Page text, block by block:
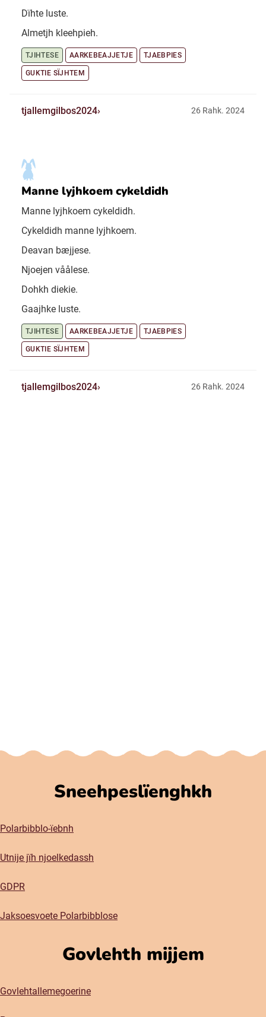
Dïhte luste.
Almetjh kleehpieh.
TJIHTESE AARKEBEAJJETJE TJAEBPIES
GUKTIE SÏJHTEM
tjallemgilbos2024 26 Rahk. 2024
Manne lyjhkoem cykeldidh
Manne lyjhkoem cykeldidh.
Cykeldidh manne lyjhkoem.
Deavan bæjjese.
Njoejen våålese.
Dohkh diekie.
Gaajhke luste.
TJIHTESE AARKEBEAJJETJE TJAEBPIES
GUKTIE SÏJHTEM
tjallemgilbos2024 26 Rahk. 2024
Sneehpeslïenghkh
Polarbibblo-ïebnh
Utnije jïh njoelkedassh
GDPR
Jaksoesvoete Polarbibblose
Govlehth mijjem
Govlehtallemegoerine